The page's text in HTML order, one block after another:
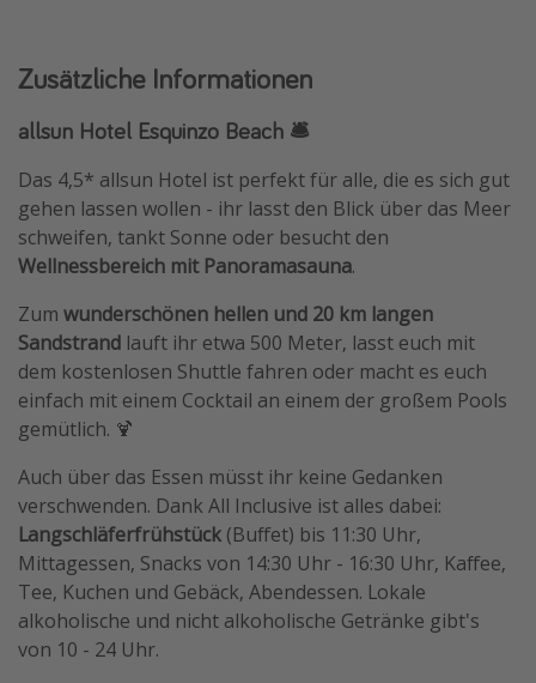
Zusätzliche Informationen
allsun Hotel Esquinzo Beach 🛎️
Das 4,5* allsun Hotel ist perfekt für alle, die es sich gut
gehen lassen wollen - ihr lasst den Blick über das Meer
schweifen, tankt Sonne oder besucht den
Wellnessbereich mit Panoramasauna.
Zum wunderschönen hellen und 20 km langen
Sandstrand lauft ihr etwa 500 Meter, lasst euch mit
dem kostenlosen Shuttle fahren oder macht es euch
einfach mit einem Cocktail an einem der großem Pools
gemütlich. 🍹
Auch über das Essen müsst ihr keine Gedanken
verschwenden. Dank All Inclusive ist alles dabei:
Langschläferfrühstück (Buffet) bis 11:30 Uhr,
Mittagessen, Snacks von 14:30 Uhr - 16:30 Uhr, Kaffee,
Tee, Kuchen und Gebäck, Abendessen. Lokale
alkoholische und nicht alkoholische Getränke gibt's
von 10 - 24 Uhr.